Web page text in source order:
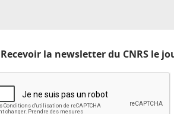
Recevoir la newsletter du CNRS le